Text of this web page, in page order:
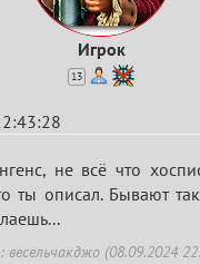
Игрок
13
не всё что
ты описал. Бывают
(08.09.2024